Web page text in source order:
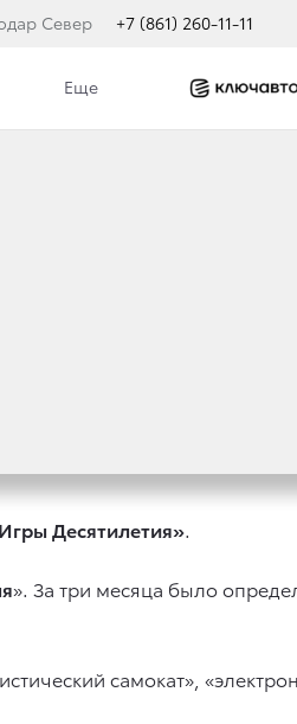
Север +7 (861) 260-11-11
Еще
Десятилетия».
». За три месяца было
самокат»,